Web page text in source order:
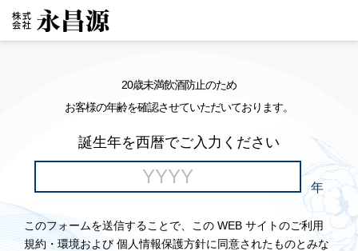
20歳未満飲酒防止のため
お客様の年齢を確認させていただいております。
誕生年を西暦でご入力ください
年
このフォームを送信することで、この WEB サイトのご利用
規約・環境および 個人情報保護方針に同意されたものとみな